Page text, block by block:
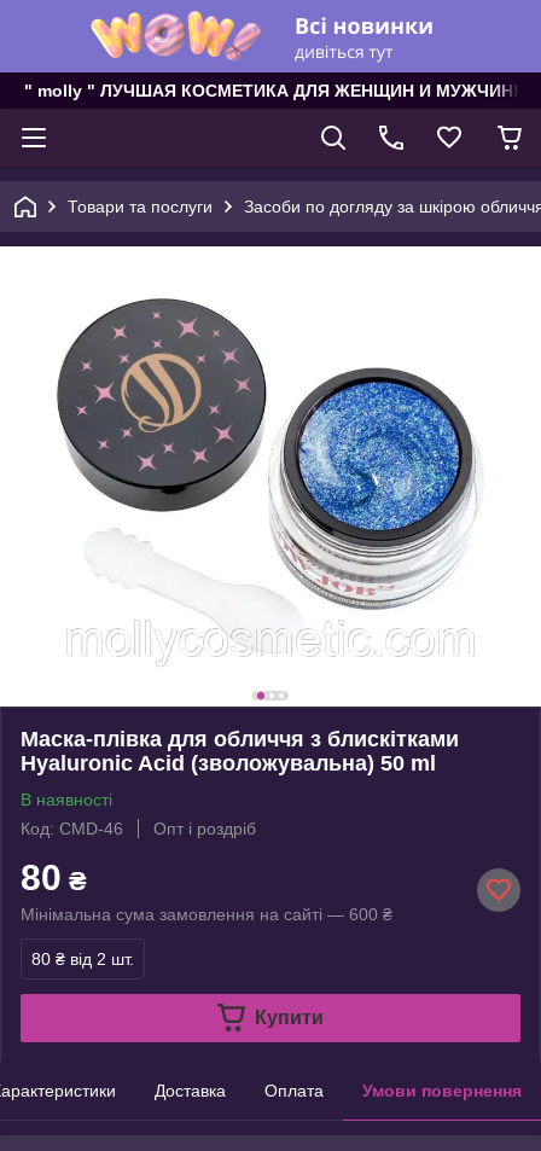
" molly " ЛУЧШАЯ КОСМЕТИКА ДЛЯ ЖЕНЩИН И МУЖЧИН!
Товари та послуги Засоби по догляду за шкірою
Маска-плівка для обличчя з блискітками
Hyaluronic Acid (зволожувальна) 50 ml
В наявності
Код: CMD-46
Опт і роздріб
80 ₴
Мінімальна сума замовлення на сайті — 600 ₴
80 ₴ від 2 шт.
Купити
Доставка Оплата Умови повернення